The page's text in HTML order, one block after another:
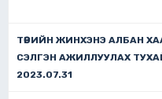
ТӨРИЙН ЖИНХЭНЭ АЛБАН
СЭЛГЭН АЖИЛЛУУЛАХ
2023.07.31